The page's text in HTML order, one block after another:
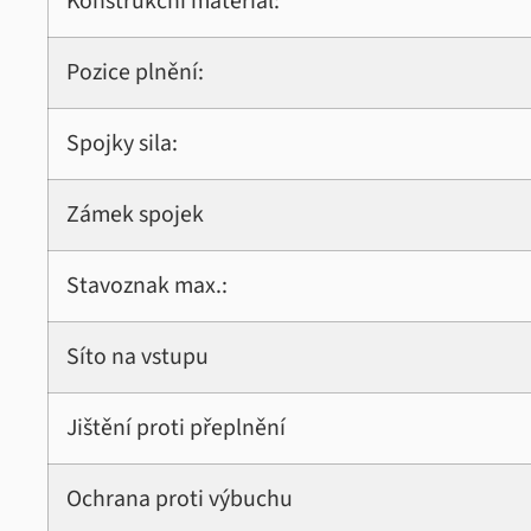
Pozice plnění:
Spojky sila:
Zámek spojek
Stavoznak max.:
Síto na vstupu
Jištění proti přeplnění
Ochrana proti výbuchu